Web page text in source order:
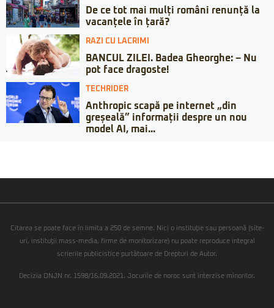
De ce tot mai mulți români renunță la
vacanțele în țară?
RAZI CU LACRIMI
BANCUL ZILEI. Badea Gheorghe: – Nu
pot face dragoste!
TECHRIDER
Anthropic scapă pe internet „din
greșeală” informații despre un nou
model AI, mai...
Citarea se poate face în limita a 250 de semne. Nici o instituţie sau persoană (site-
uri, instituţii mass-media, firme de monitorizare) nu poate reproduce integral
scrierile publicistice purtătoare de Drepturi de Autor.
Decizia ONJN nr. 1598/16.09.2021. Jocurile de noroc sunt interzise minorilor.